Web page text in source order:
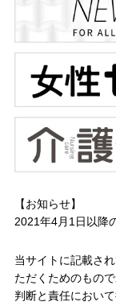
【お知らせ】
2021年4月1日以降
当サイトに記載さ
ただくためのもの
判断と責任におい